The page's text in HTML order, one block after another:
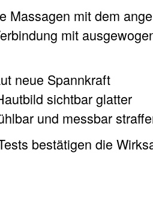
Massagen mit dem
mit
neue Spannkraft
sichtbar glatter
und messbar
bestätigen die